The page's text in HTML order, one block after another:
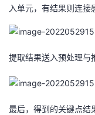
入单元，有结果则连接
提取结果送入预处理与
最后，得到的关键点结